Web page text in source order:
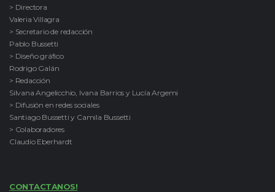
> Directora
Valeria Villagra
> Secretario de redacción
Pablo Bussetti
> Diseño gráfico
Rodrigo Galán
> Redacción
Silvana Angelicchio, Ivana Barrios y Lucía Argemi
> Difusión en redes sociales
Santiago Bussetti y Camila Bussetti
> Colaboradores
Claudio Eberhardt
CONTACTANOS!